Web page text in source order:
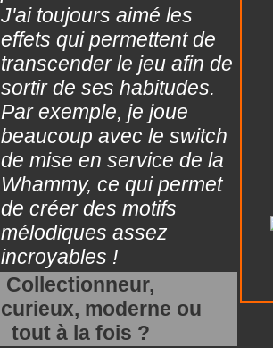
J'ai toujours aimé les
effets qui permettent de
transcender le jeu afin de
sortir de ses habitudes.
Par exemple, je joue
beaucoup avec le switch
de mise en service de la
Whammy, ce qui permet
de créer des motifs
mélodiques assez
incroyables !
Collectionneur,
curieux, moderne ou
tout à la fois ?